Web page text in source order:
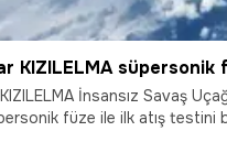
KIZILELMA süpersonik
İnsansız Savaş
füze ile ilk atış testini